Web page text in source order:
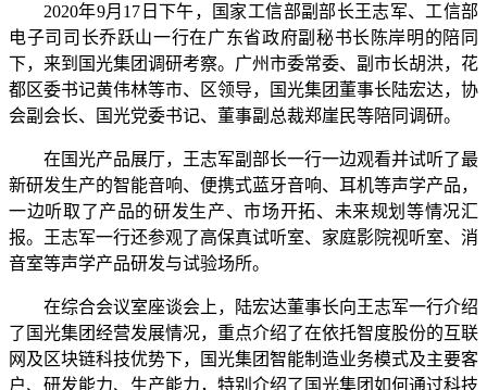
2020年9月 17 日下午，国家工信部副部长王志军、工信部
电子司司长乔跃山一行在广东省政府副秘书长陈岸明的陪同
下，来到国光集团调研考察。广州市委常委、副市长胡洪，花
都区委书记黄伟林等市、区领导，国光集团董事长陆宏达，协
会副会长、国光党委书记、董事副总裁郑崖民等陪同调研。
在国光产品展厅，王志军副部长一行一边观看并试听了最
新研发生产的智能音响、便携式蓝牙音响、耳机等声学产品，
一边听取了产品的研发生产、市场开拓、未来规划等情况汇
报。王志军一行还参观了高保真试听室、家庭影院视听室、消
音室等声学产品研发与试验场所。
在综合会议室座谈会上，陆宏达董事长向王志军一行介绍
了国光集团经营发展情况，重点介绍了在依托智度股份的互联
网及区块链科技优势下，国光集团智能制造业务模式及主要客
户、研发能力、生产能力，特别介绍了国光集团如何通过科技